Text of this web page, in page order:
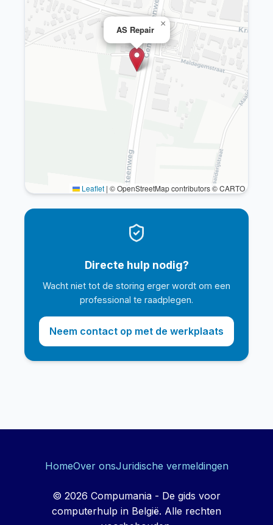
AS Repair
×
Leaflet | © OpenStreetMap contributors © CARTO
Directe hulp nodig?
Wacht niet tot de storing erger wordt om een
professional te raadplegen.
Neem contact op met de werkplaats
HomeOver onsJuridische vermeldingen
© 2026 Compumania - De gids voor
computerhulp in België. Alle rechten